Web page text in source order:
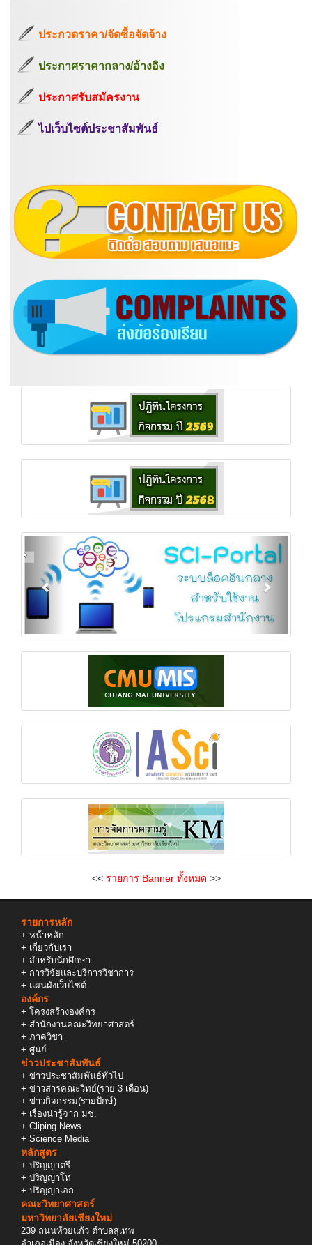
ประกวดราคา/จัดซื้อจัดจ้าง
ประกาศราคากลาง/อ้างอิง
ประกาศรับสมัครงาน
ไปเว็บไซต์ประชาสัมพันธ์
<< รายการ Banner ทั้งหมด >>
รายการหลัก
+ หน้าหลัก
+ เกี่ยวกับเรา
+ สำหรับนักศึกษา
+ การวิจัยและบริการวิชาการ
+ แผนผังเว็บไซต์
องค์กร
+ โครงสร้างองค์กร
+ สำนักงานคณะวิทยาศาสตร์
+ ภาควิชา
+ ศูนย์
ข่าวประชาสัมพันธ์
+ ข่าวประชาสัมพันธ์ทั่วไป
+ ข่าวสารคณะวิทย์(ราย 3 เดือน)
+ ข่าวกิจกรรม(รายปักษ์)
+ เรื่องน่ารู้จาก มช.
+ Cliping News
+ Science Media
หลักสูตร
+ ปริญญาตรี
+ ปริญญาโท
+ ปริญญาเอก
คณะวิทยาศาสตร์
มหาวิทยาลัยเชียงใหม่
239 ถนนห้วยแก้ว ตำบลสุเทพ